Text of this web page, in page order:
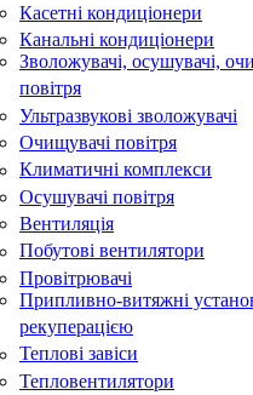
Касетні кондиціонери
Канальні кондиціонери
Зволожувачі, осушувачі,
повітря
Ультразвукові зволожувачі
Очищувачі повітря
Климатичні комплекси
Осушувачі повітря
Вентиляція
Побутові вентилятори
Провітрювачі
Припливно-витяжні
рекуперацією
Теплові завіси
Тепловентилятори